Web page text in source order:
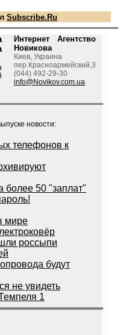
Subscribe.Ru
Интернет Агентство
Новикова
Киев, Украина
пер.Красноармейский,3
(044) 492-29-30
info@Novikov.com.ua
новости:
телефонов к
более 50 "заплат"
мире
россыпи
будут
не увидеть
1